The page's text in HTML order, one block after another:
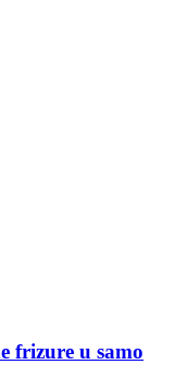
frizure u samo